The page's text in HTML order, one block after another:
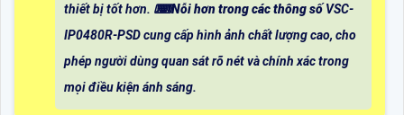
thiết bị tốt hơn. ⌨Nỗi hơn trong các thông sốVSC-
IP0480R-PSD cung cấp hình ảnh chất lượng cao, cho
phép người dùng quan sát rõ nét và chính xác trong
mọi điều kiện ánh sáng.